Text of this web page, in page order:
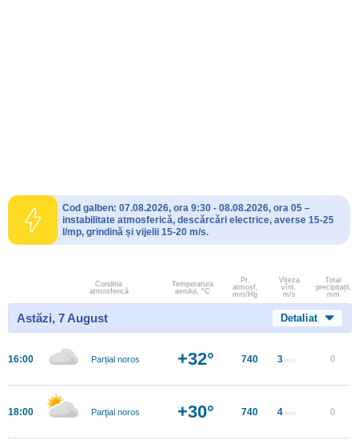
Cod galben: 07.08.2026, ora 9:30 - 08.08.2026, ora 05 –
instabilitate atmosferică, descărcări electrice, averse 15-25
l/mp, grindină și vijelii 15-20 m/s.
Conditia
atmosferică
Temperatura
aerului, °C
Pr.
atmosf.
mm/Hg
Viteza
vînt.
m/s
Total
precipitații,
mm
Astăzi, 7 August Detaliat
16:00 Parțial noros +32° 740 3 m/s 0
18:00 Parţial noros +30° 740 4 m/s 0